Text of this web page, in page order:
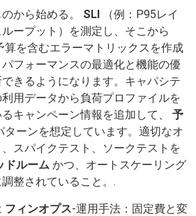
から始める。 SLI
（例：P95レイ
ープット）を測定し、そこから
算を含むエラーマトリックスを作成
フォーマンスの最適化と機能の優
きるようになります。キャパシテ
用データから負荷プロファイルを
キャンペーン情報を追加して、 予
ターンを想定しています。適切なオ
スパイクテスト、ソークテストを
ドルーム かつ、オートスケーリング
整されていること。.
フィンオプス-運用手法：固定費と変